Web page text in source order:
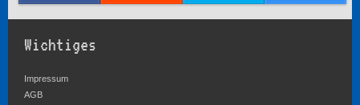
Wichtiges
Impressum
AGB